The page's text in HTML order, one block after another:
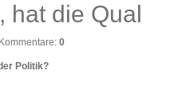
hat die Qual
Kommentare: 0
Politik?